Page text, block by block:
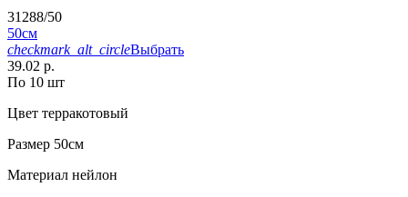
31288/50
50см
checkmark_alt_circleВыбрать
39.02 р.
По 10 шт
Цвет терракотовый
Размер 50см
Материал нейлон